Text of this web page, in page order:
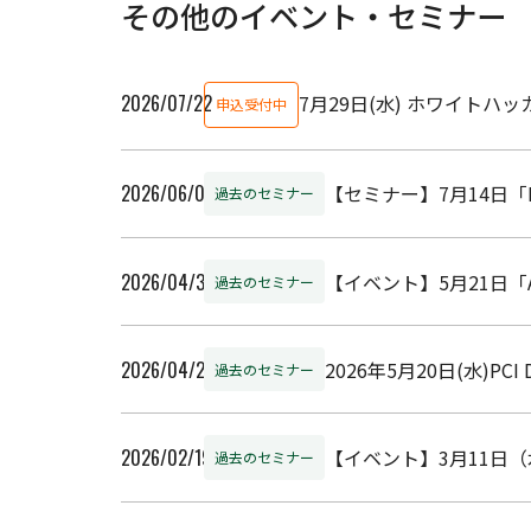
その他のイベント・セミナー
2026/07/22 申込受付中 7月29日(水) ホワイトハッ
2026/06/05 過去のセミナー 【セミナー】7月14日
2026/04/30過去のセミナー 【イベント】5月21日
2026/04/20過去のセミナー 2026年5月20日(水)PCI
2026/02/19 過去のセミナー 【イベント】3月11日